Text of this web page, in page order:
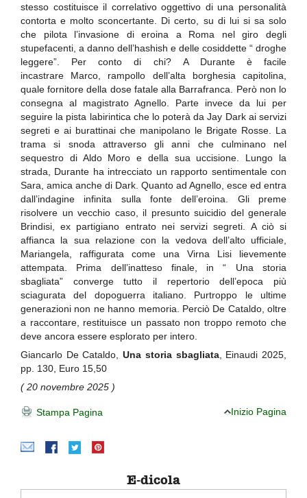
stesso costituisce il correlativo oggettivo di una personalità
contorta e molto sconcertante. Di certo, su di lui si sa solo
che pilota l’invasione di eroina a Roma nel giro degli
stupefacenti, a danno dell’hashish e delle cosiddette “ droghe
leggere”. Per conto di chi? A Durante è facile
incastrare Marco, rampollo dell’alta borghesia capitolina,
quale fornitore della dose fatale alla Barrafranca. Però non lo
consegna al magistrato Agnello. Parte invece da lui per
seguire la pista labirintica che lo poterà da Jay Dark ai servizi
segreti e ai burattinai che manipolano le Brigate Rosse. La
trama si snoda attraverso gli anni che culminano nel
sequestro di Aldo Moro e della sua uccisione. Lungo la
strada, Durante ha intrecciato un rapporto sentimentale con
Sara, amica anche di Dark. Quanto ad Agnello, esce ed entra
dall’indagine infinita sulla fonte dell’eroina. Gli preme
risolvere un vecchio caso, il presunto suicidio del generale
Brindisi, ex partigiano entrato nei servizi segreti. A ciò si
affianca la sua relazione con la vedova dell’alto ufficiale,
Mariangela, raffigurata come una Virna Lisi lievemente
attempata. Prima dell’inatteso finale, in “ Una storia
sbagliata” converge tutto il repertorio dell’epoca più
sciagurata del dopoguerra italiano. Purtroppo le ultime
generazioni non ne hanno memoria. Perciò De Cataldo, oltre
a raccontare, restituisce un passato non troppo remoto che
deve ancora essere esplorato per intero.
Giancarlo De Cataldo,Una storia sbagliata, Einaudi 2025,
pp. 130, Euro 15,50
( 20 novembre 2025 )
Stampa Pagina Inizio Pagina
E-dicola